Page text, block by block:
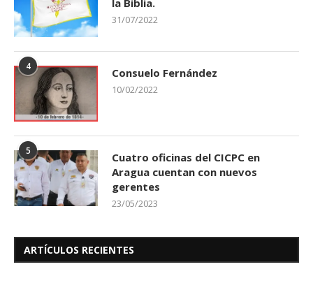
la Biblia.
31/07/2022
4 Consuelo Fernández
10/02/2022
5
Cuatro oficinas del CICPC en
Aragua cuentan con nuevos
gerentes
23/05/2023
ARTÍCULOS RECIENTES